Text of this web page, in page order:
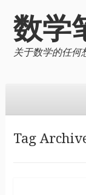
数学
关于数学的任何
Tag